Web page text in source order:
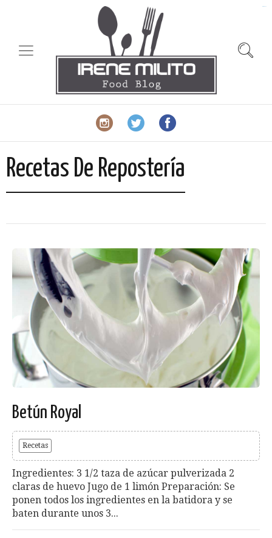
Recetas De Repostería
Betún Royal
Recetas
Ingredientes: 3 1/2 taza de azúcar pulverizada 2
claras de huevo Jugo de 1 limón Preparación: Se
ponen todos los ingredientes en la batidora y se
baten durante unos 3...